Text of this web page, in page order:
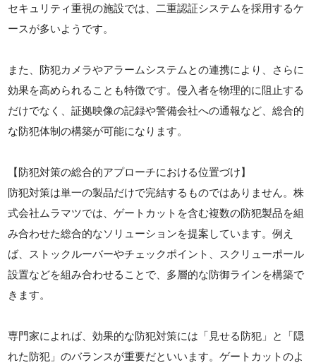
セキュリティ重視の施設では、二重認証システムを採用するケ
ースが多いようです。
また、防犯カメラやアラームシステムとの連携により、さらに
効果を高められることも特徴です。侵入者を物理的に阻止する
だけでなく、証拠映像の記録や警備会社への通報など、総合的
な防犯体制の構築が可能になります。
【防犯対策の総合的アプローチにおける位置づけ】
防犯対策は単一の製品だけで完結するものではありません。株
式会社ムラマツでは、ゲートカットを含む複数の防犯製品を組
み合わせた総合的なソリューションを提案しています。例え
ば、ストックルーバーやチェックポイント、スクリューポール
設置などを組み合わせることで、多層的な防御ラインを構築で
きます。
専門家によれば、効果的な防犯対策には「見せる防犯」と「隠
れた防犯」のバランスが重要だといいます。ゲートカットのよ